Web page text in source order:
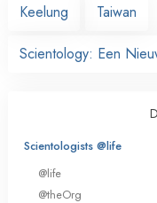
Keelung
Taiwan
Scientology: Een
Scientologists @life
@life
@theOrg